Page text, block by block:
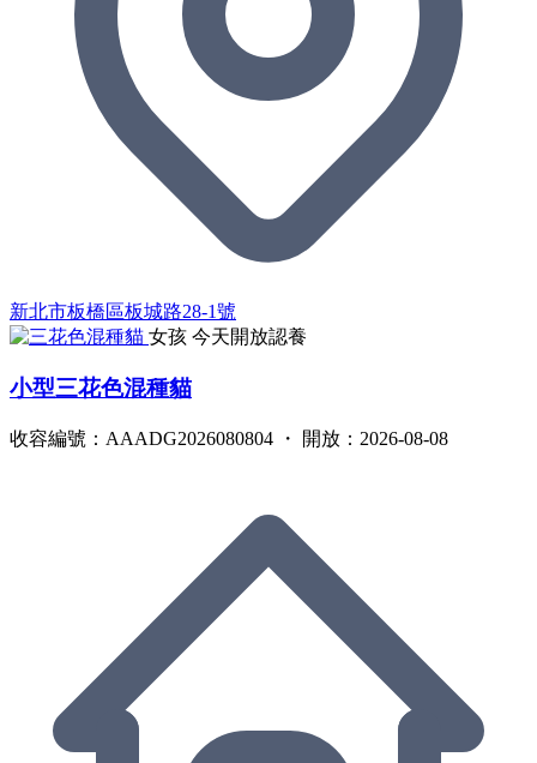
新北市板橋區板城路28-1號
女孩 今天開放認養
小型三花色混種貓
收容編號：AAADG2026080804 ・ 開放：2026-08-08